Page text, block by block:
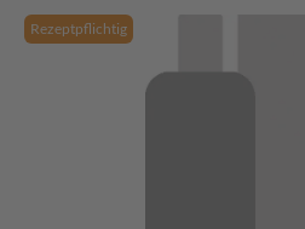
Rezeptpflichtig